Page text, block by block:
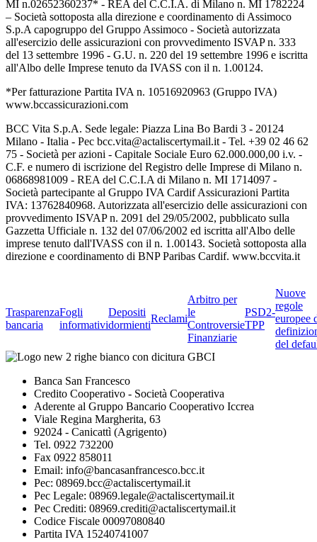
MI n.02652360237* - REA del C.C.I.A. di Milano n. MI 1782224
– Società sottoposta alla direzione e coordinamento di Assimoco
S.p.A capogruppo del Gruppo Assimoco - Società autorizzata
all'esercizio delle assicurazioni con provvedimento ISVAP n. 333
del 13 settembre 1996 - G.U. n. 220 del 19 settembre 1996 e iscritta
all'Albo delle Imprese tenuto da IVASS con il n. 1.00124.
*Per fatturazione Partita IVA n. 10516920963 (Gruppo IVA)
www.bccassicurazioni.com
BCC Vita S.p.A. Sede legale: Piazza Lina Bo Bardi 3 - 20124
Milano - Italia - Pec bcc.vita@actaliscertymail.it - Tel. +39 02 46 62
75 - Società per azioni - Capitale Sociale Euro 62.000.000,00 i.v. -
C.F. e numero di iscrizione del Registro delle Imprese di Milano n.
06868981009 - REA del C.C.I.A di Milano n. MI 1714097 -
Società partecipante al Gruppo IVA Cardif Assicurazioni Partita
IVA: 13762840968. Autorizzata all'esercizio delle assicurazioni con
provvedimento ISVAP n. 2091 del 29/05/2002, pubblicato sulla
Gazzetta Ufficiale n. 132 del 07/06/2002 ed iscritta all'Albo delle
imprese tenuto dall'IVASS con il n. 1.00143. Società sottoposta alla
direzione e coordinamento di BNP Paribas Cardif. www.bccvita.it
Trasparenza
bancaria
Fogli
informativi
Depositi
dormienti
Reclami
Arbitro per
le
Controversie
Finanziarie
PSD2-
TPP
Nuove
regole
europee
del
Banca San Francesco
Credito Cooperativo - Società Cooperativa
Aderente al Gruppo Bancario Cooperativo Iccrea
Viale Regina Margherita, 63
92024 - Canicattì (Agrigento)
Tel. 0922 732200
Fax 0922 858011
Email: info@bancasanfrancesco.bcc.it
Pec: 08969.bcc@actaliscertymail.it
Pec Legale: 08969.legale@actaliscertymail.it
Pec Crediti: 08969.crediti@actaliscertymail.it
Codice Fiscale 00097080840
Partita IVA 15240741007